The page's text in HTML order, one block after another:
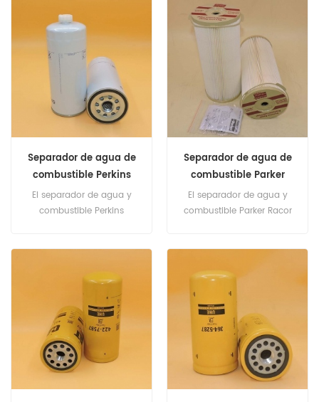
Marca: AGCO
una oficina de exportación
ubicada en la ciudad de
Xiamen. Número de parte:
343-5527, 3435527
Nombre de la parte: BOWL
AS FUEL Marca: Caterpillar
Separador de agua de
combustible Perkins
4759205
El separador de agua y
combustible Perkins
4759205 Nombre de la
parte: Separador de agua
de combustible Marca:
Perkins
Separador de agua de
combustible Parker
Racor 2020SM
El separador de agua y
combustible Parker Racor
2020SM Nombre de la
parte: Separador de agua
de combustible Marca:
Parker Racor